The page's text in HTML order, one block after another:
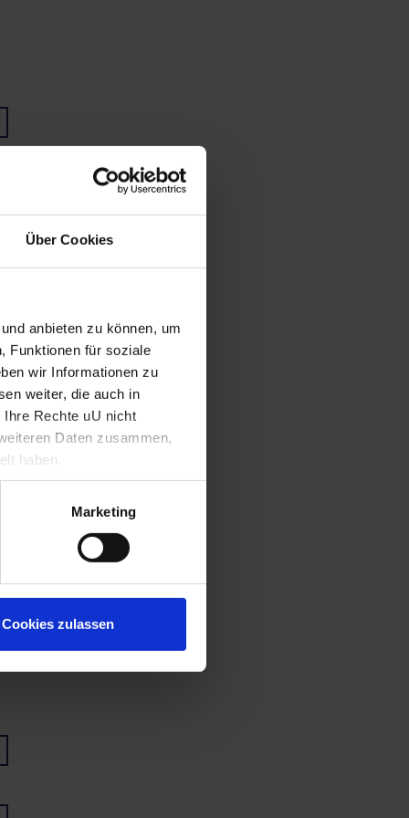
Über Cookies
anbieten zu können, um
Funktionen für soziale
wir Informationen zu
weiter, die auch in
Ihre Rechte uU nicht
Daten zusammen,
haben.
Marketing
Cookies zulassen